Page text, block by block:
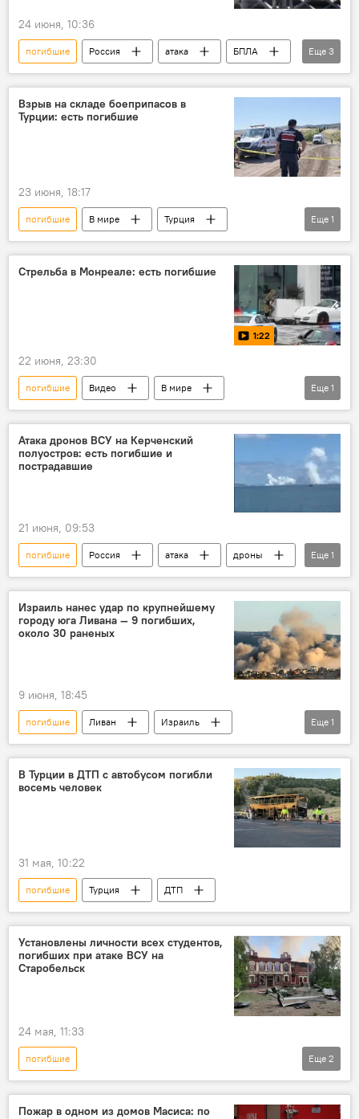
24 июня, 10:36
погибшие Россия атака
БПЛА
Нижегородская область
пострадавшие
РФ
Еще 3
Взрыв на складе боеприпасов в
Турции: есть погибшие
23 июня, 18:17
погибшие В мире
Турция
Взрыв
боеприпасы
Еще 1
Стрельба в Монреале: есть погибшие
1:22
22 июня, 23:30
погибшие Видео
В мире
Канада
стрельба
Еще 1
Атака дронов ВСУ на Керченский
полуостров: есть погибшие и
пострадавшие
21 июня, 09:53
погибшие Россия атака
дроны
пострадавшие
Еще 1
Израиль нанес удар по крупнейшему
городу юга Ливана — 9 погибших,
около 30 раненых
9 июня, 18:45
погибшие Ливан
Израиль
война
жертвы
Еще 1
В Турции в ДТП с автобусом погибли
восемь человек
31 мая, 10:22
погибшие Турция ДТП
Установлены личности всех студентов,
погибших при атаке ВСУ на
Старобельск
24 мая, 11:33
погибшие
Защита Донбасса. Спецоперация РФ на Украине
Еще 2
Пожар в одном из домов Масиса: по